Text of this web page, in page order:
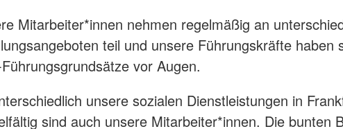
Mitarbeiter*innen nehmen regelmäßig an
teil und unsere Führungskräfte haben
vor Augen.
unsere sozialen Dienstleistungen in
sind auch unsere Mitarbeiter*innen. Die bunten